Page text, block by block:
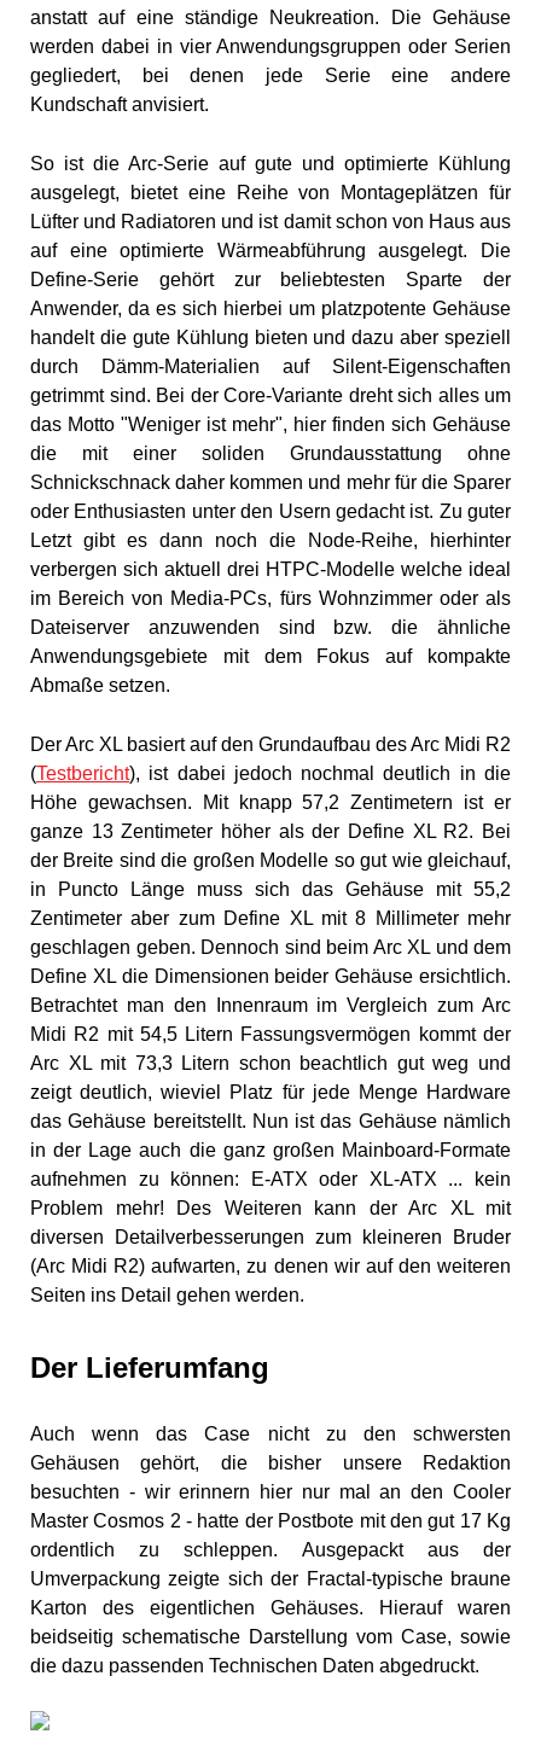
anstatt auf eine ständige Neukreation. Die Gehäuse
werden dabei in vier Anwendungsgruppen oder Serien
gegliedert, bei denen jede Serie eine andere
Kundschaft anvisiert.
So ist die Arc-Serie auf gute und optimierte Kühlung
ausgelegt, bietet eine Reihe von Montageplätzen für
Lüfter und Radiatoren und ist damit schon von Haus aus
auf eine optimierte Wärmeabführung ausgelegt. Die
Define-Serie gehört zur beliebtesten Sparte der
Anwender, da es sich hierbei um platzpotente Gehäuse
handelt die gute Kühlung bieten und dazu aber speziell
durch Dämm-Materialien auf Silent-Eigenschaften
getrimmt sind. Bei der Core-Variante dreht sich alles um
das Motto "Weniger ist mehr", hier finden sich Gehäuse
die mit einer soliden Grundausstattung ohne
Schnickschnack daher kommen und mehr für die Sparer
oder Enthusiasten unter den Usern gedacht ist. Zu guter
Letzt gibt es dann noch die Node-Reihe, hierhinter
verbergen sich aktuell drei HTPC-Modelle welche ideal
im Bereich von Media-PCs, fürs Wohnzimmer oder als
Dateiserver anzuwenden sind bzw. die ähnliche
Anwendungsgebiete mit dem Fokus auf kompakte
Abmaße setzen.
Der Arc XL basiert auf den Grundaufbau des Arc Midi R2
(Testbericht), ist dabei jedoch nochmal deutlich in die
Höhe gewachsen. Mit knapp 57,2 Zentimetern ist er
ganze 13 Zentimeter höher als der Define XL R2. Bei
der Breite sind die großen Modelle so gut wie gleichauf,
in Puncto Länge muss sich das Gehäuse mit 55,2
Zentimeter aber zum Define XL mit 8 Millimeter mehr
geschlagen geben. Dennoch sind beim Arc XL und dem
Define XL die Dimensionen beider Gehäuse ersichtlich.
Betrachtet man den Innenraum im Vergleich zum Arc
Midi R2 mit 54,5 Litern Fassungsvermögen kommt der
Arc XL mit 73,3 Litern schon beachtlich gut weg und
zeigt deutlich, wieviel Platz für jede Menge Hardware
das Gehäuse bereitstellt. Nun ist das Gehäuse nämlich
in der Lage auch die ganz großen Mainboard-Formate
aufnehmen zu können: E-ATX oder XL-ATX ... kein
Problem mehr! Des Weiteren kann der Arc XL mit
diversen Detailverbesserungen zum kleineren Bruder
(Arc Midi R2) aufwarten, zu denen wir auf den weiteren
Seiten ins Detail gehen werden.
Der Lieferumfang
Auch wenn das Case nicht zu den schwersten
Gehäusen gehört, die bisher unsere Redaktion
besuchten - wir erinnern hier nur mal an den Cooler
Master Cosmos 2 - hatte der Postbote mit den gut 17 Kg
ordentlich zu schleppen. Ausgepackt aus der
Umverpackung zeigte sich der Fractal-typische braune
Karton des eigentlichen Gehäuses. Hierauf waren
beidseitig schematische Darstellung vom Case, sowie
die dazu passenden Technischen Daten abgedruckt.